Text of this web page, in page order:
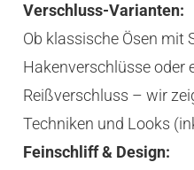
Verschluss-Varianten:
Ob klassische Ösen mit
Hakenverschlüsse oder
Reißverschluss – wir
Techniken und Looks
Feinschliff & Design: